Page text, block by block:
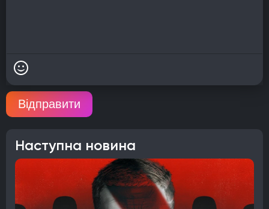
Відправити
Наступна новина